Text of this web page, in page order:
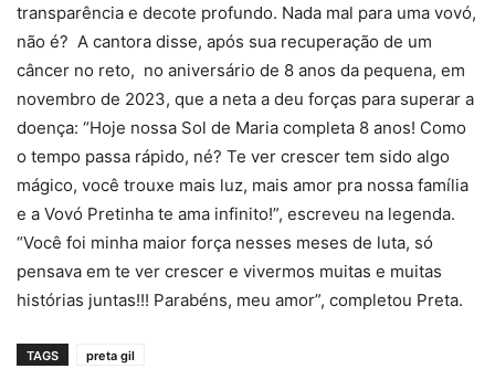
transparência e decote profundo. Nada mal para uma vovó,
não é? A cantora disse, após sua recuperação de um
câncer no reto, no aniversário de 8 anos da pequena, em
novembro de 2023, que a neta a deu forças para superar a
doença: “Hoje nossa Sol de Maria completa 8 anos! Como
o tempo passa rápido, né? Te ver crescer tem sido algo
mágico, você trouxe mais luz, mais amor pra nossa família
e a Vovó Pretinha te ama infinito!”, escreveu na legenda.
“Você foi minha maior força nesses meses de luta, só
pensava em te ver crescer e vivermos muitas e muitas
histórias juntas!!! Parabéns, meu amor”, completou Preta.
TAGS preta gil